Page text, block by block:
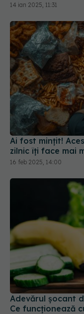
14 ian 2025, 11:31
Ai fost mințit!
zilnic îți face mai
16 feb 2025, 14:00
Adevărul șocant
Ce funcționează